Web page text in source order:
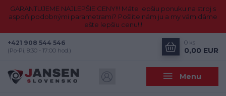
GARANTUJEME NAJLEPŠIE CENY!!! Máte lepšiu ponuku na stroj s
aspoň podobnými parametrami? Pošlite nám ju a my vám dáme
ešte lepšiu cenu!!!
Menu
+421 908 544 546
(Po-Pi, 8:30 - 17:00 hod.)
0 ks
0,00 EUR